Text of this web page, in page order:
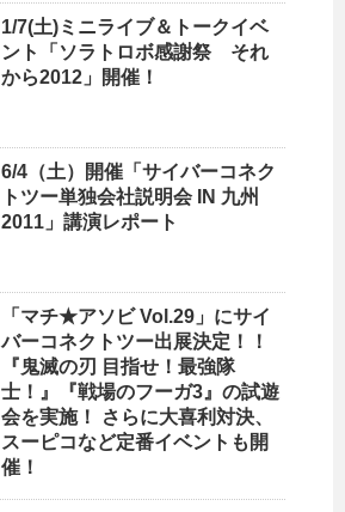
1/7(土)ミニライブ＆トークイベ
ント「ソラトロボ感謝祭 それ
から2012」開催！
6/4（土）開催「サイバーコネク
トツー単独会社説明会 IN 九州
2011」講演レポート
「マチ★アソビ Vol.29」にサイ
バーコネクトツー出展決定！！
『鬼滅の刃 目指せ！最強隊
士！』『戦場のフーガ3』の試遊
会を実施！ さらに大喜利対決、
スーピコなど定番イベントも開
催！